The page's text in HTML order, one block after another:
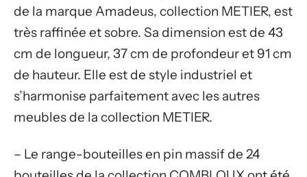
de la marque Amadeus, collection METIER, est
très raffinée et sobre. Sa dimension est de 43
cm de longueur, 37 cm de profondeur et 91 cm
de hauteur. Elle est de style industriel et
s’harmonise parfaitement avec les autres
meubles de la collection METIER.
– Le range-bouteilles en pin massif de 24